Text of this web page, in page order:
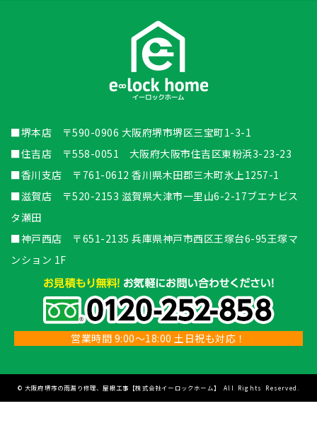
■堺本店 〒590-0906 大阪府堺市堺区三宝町1-3-1
■住吉店 〒558-0051 大阪府大阪市住吉区東粉浜3-23-23
■香川支店 〒761-0612 香川県木田郡三木町氷上1257-1
■滋賀店 〒520-2153 滋賀県大津市一里山6-2-17ブエナビス
タ瀬田
■神戸西店 〒651-2135 兵庫県神戸市西区王塚台6-95王塚マ
ンション 1F
営業時間 9:00～18:00 土日祝も対応！
©大阪府堺市の雨漏り修理、屋根工事【株式会社イーロックホーム】 All Rights Reserved.